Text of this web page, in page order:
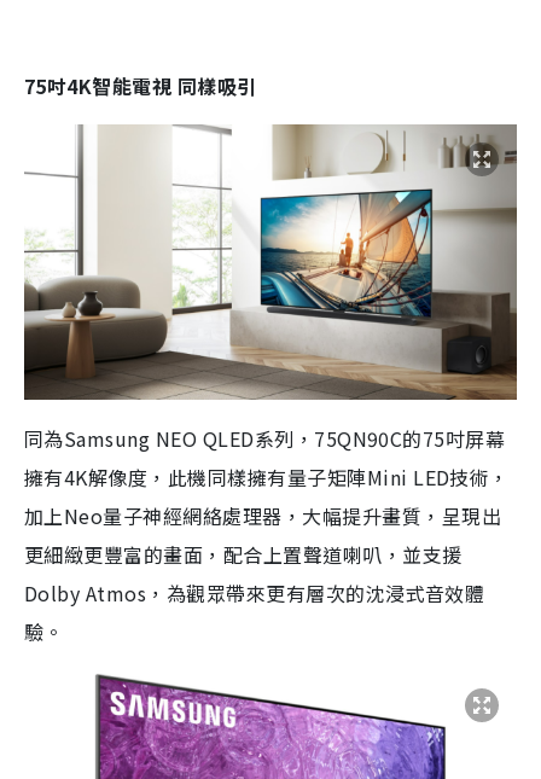
75吋4K智能電視 同樣吸引
同為Samsung NEO QLED系列，75QN90C的75吋屏幕
擁有4K解像度，此機同樣擁有量子矩陣Mini LED技術，
加上Neo量子神經網絡處理器，大幅提升畫質，呈現出
更細緻更豐富的畫面，配合上置聲道喇叭，並支援
Dolby Atmos，為觀眾帶來更有層次的沈浸式音效體
驗。